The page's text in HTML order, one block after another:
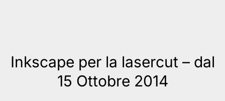
Inkscape per la lasercut – dal
15 Ottobre 2014
You are here: